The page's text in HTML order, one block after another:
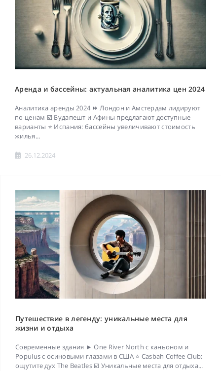
Аренда и бассейны: актуальная аналитика цен 2024
Аналитика аренды 2024 ⏩ Лондон и Амстердам лидируют
по ценам ☑️ Будапешт и Афины предлагают доступные
варианты ⭐ Испания: бассейны увеличивают стоимость
жилья...
26.12.2024
Путешествие в легенду: уникальные места для
жизни и отдыха
Современные здания ► One River North с каньоном и
Populus с осиновыми глазами в США ⭐ Casbah Coffee Club:
ощутите дух The Beatles ☑️ Уникальные места для отдыха...